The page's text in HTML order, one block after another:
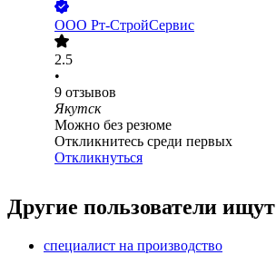
ООО Рт-СтройСервис
2.5
•
9 отзывов
Якутск
Можно без резюме
Откликнитесь среди первых
Откликнуться
Другие пользователи ищут
специалист на производство